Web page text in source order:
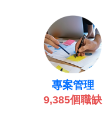
專案管理
9,385個職缺